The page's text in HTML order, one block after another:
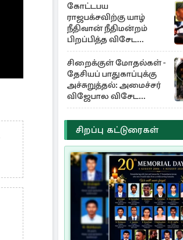
கோட்டபய
ராஜபக்சவிற்கு யாழ்
நீதிவான் நீதிமன்றம்
பிறப்பித்த விசேட
உத்தரவு!
சிறைக்குள் மோதல்கள் -
தேசியப் பாதுகாப்புக்கு
அச்சுறுத்தல்: அமைச்சர்
விஜேபால விசேட
அறிவிப்பு
சிறப்பு கட்டுரைகள்